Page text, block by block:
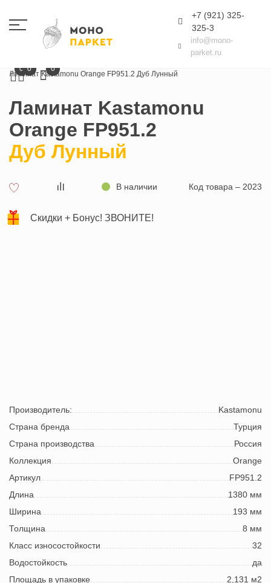
+7 (921) 325-
325-3
info@mono-
parket.ru
0 0 0
Ламинат Kastamonu Orange FP951.2 Дуб Лунный
Ламинат Kastamonu
Orange FP951.2
Дуб Лунный
В наличии Код товара – 2023
Скидки + Бонус! ЗВОНИТЕ!
Производитель:
Kastamonu
Страна бренда
Турция
Страна производства
Россия
Коллекция
Orange
Артикул
FP951.2
Длина
1380 мм
Ширина
193 мм
Толщина
8 мм
Класс износостойкости
32
Водостойкость
да
Площадь в упаковке
2,131 м2